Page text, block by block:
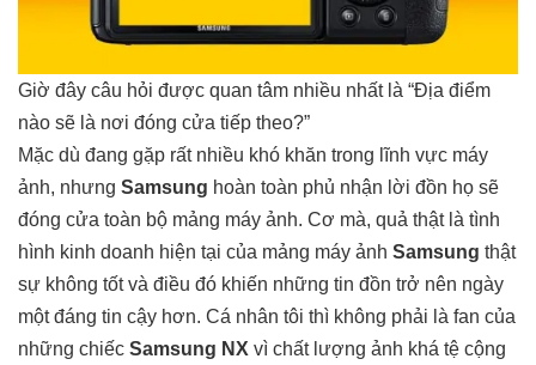
Giờ đây câu hỏi được quan tâm nhiều nhất là “Địa điểm
nào sẽ là nơi đóng cửa tiếp theo?”
Mặc dù đang gặp rất nhiều khó khăn trong lĩnh vực máy
ảnh, nhưng Samsung hoàn toàn phủ nhận lời đồn họ sẽ
đóng cửa toàn bộ mảng máy ảnh. Cơ mà, quả thật là tình
hình kinh doanh hiện tại của mảng máy ảnh Samsung thật
sự không tốt và điều đó khiến những tin đồn trở nên ngày
một đáng tin cậy hơn. Cá nhân tôi thì không phải là fan của
những chiếc Samsung NX vì chất lượng ảnh khá tệ cộng